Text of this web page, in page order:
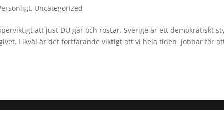
, Uncategorized
att just DU går och röstar. Sverige är ett demokratiskt
Likväl är det fortfarande viktigt att vi hela tiden jobbar för